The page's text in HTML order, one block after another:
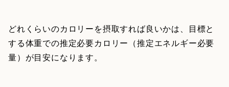
どれくらいのカロリーを摂取すれば良いかは、目標と
する体重での推定必要カロリー（推定エネルギー必要
量）が目安になります。